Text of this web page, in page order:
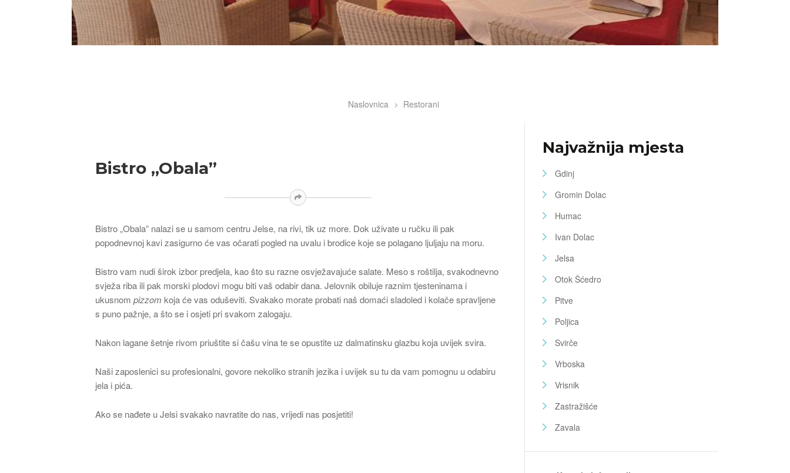
Naslovnica Restorani
Bistro „Obala”
Bistro „Obala” nalazi se u samom centru Jelse, na rivi, tik uz more. Dok uživate u ručku ili pak
popodnevnoj kavi zasigurno će vas očarati pogled na uvalu i brodice koje se polagano ljuljaju na moru.
Bistro vam nudi širok izbor predjela, kao što su razne osvježavajuće salate. Meso s roštilja, svakodnevno
svježa riba ili pak morski plodovi mogu biti vaš odabir dana. Jelovnik obiluje raznim tjesteninama i
ukusnom pizzom koja će vas oduševiti. Svakako morate probati naš domaći sladoled i kolače spravljene
s puno pažnje, a što se i osjeti pri svakom zalogaju.
Nakon lagane šetnje rivom priuštite si čašu vina te se opustite uz dalmatinsku glazbu koja uvijek svira.
Naši zaposlenici su profesionalni, govore nekoliko stranih jezika i uvijek su tu da vam pomognu u odabiru
jela i pića.
Ako se nađete u Jelsi svakako navratite do nas, vrijedi nas posjetiti!
Najvažnija mjesta
Gdinj
Gromin Dolac
Humac
Ivan Dolac
Jelsa
Otok Šćedro
Pitve
Poljica
Svirče
Vrboska
Vrisnik
Zastražišće
Zavala